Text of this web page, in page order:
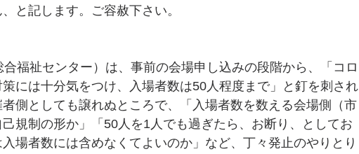
と記します。ご容赦下さい。
福祉センター）は、事前の会場申し込みの段階から、「コロ
には十分気をつけ、入場者数は50人程度まで」と釘を刺され
側としても譲れぬところで、「入場者数を数える会場側（市
規制の形か」「50人を1人でも過ぎたら、お断り、としてお
場者数には含めなくてよいのか」など、丁々発止のやりとり